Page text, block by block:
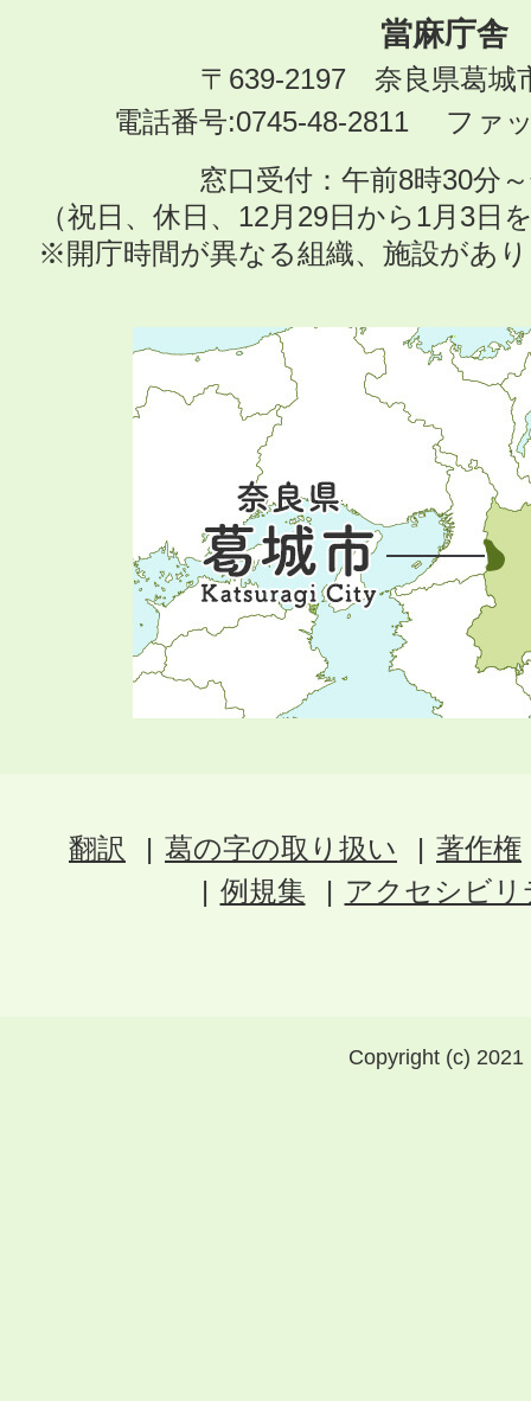
當麻庁舎
〒639-2197 奈良県葛城
電話番号:0745-48-2811 ファ
窓口受付：午前8時30分
（祝日、休日、12月29日から1月3日
※開庁時間が異なる組織、施設があ
翻訳 葛の字の取り扱い
著作権
例規集
アクセシビ
Copyright (c)